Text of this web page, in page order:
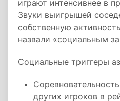
играют интенсивнее в
Звуки выигрышей
собственную
назвали «социальным
Социальные триггеры
других игроков в